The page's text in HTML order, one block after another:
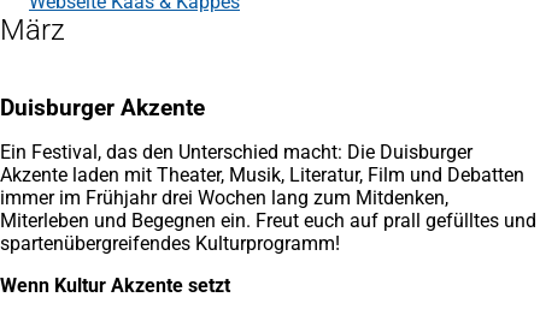
in
Tab)
März
Duisburger Akzente
Ein Festival, das den Unterschied macht: Die Duisburger
Akzente laden mit Theater, Musik, Literatur, Film und Debatten
immer im Frühjahr drei Wochen lang zum Mitdenken,
Miterleben und Begegnen ein. Freut euch auf prall gefülltes und
spartenübergreifendes Kulturprogramm!
Wenn Kultur Akzente setzt